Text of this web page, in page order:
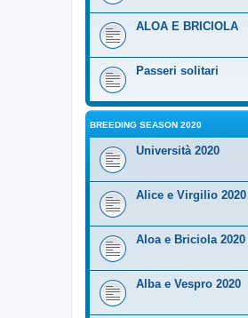
ALOA E BRICIOLA
Passeri solitari
BREEDING SEASON 2020
Università 2020
Alice e Virgilio 2020
Aloa e Briciola 2020
Alba e Vespro 2020